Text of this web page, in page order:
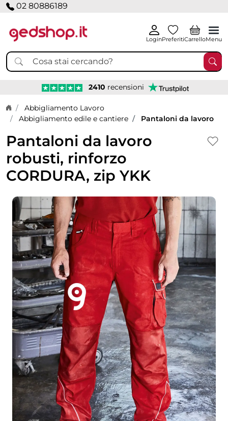
02 80886189
LoginPreferitiCarrelloMenu
2410 recensioni
Home page
Abbigliamento Lavoro
Abbigliamento edile e cantiere
Pantaloni da lavoro
Pantaloni da lavoro
robusti, rinforzo
CORDURA, zip YKK